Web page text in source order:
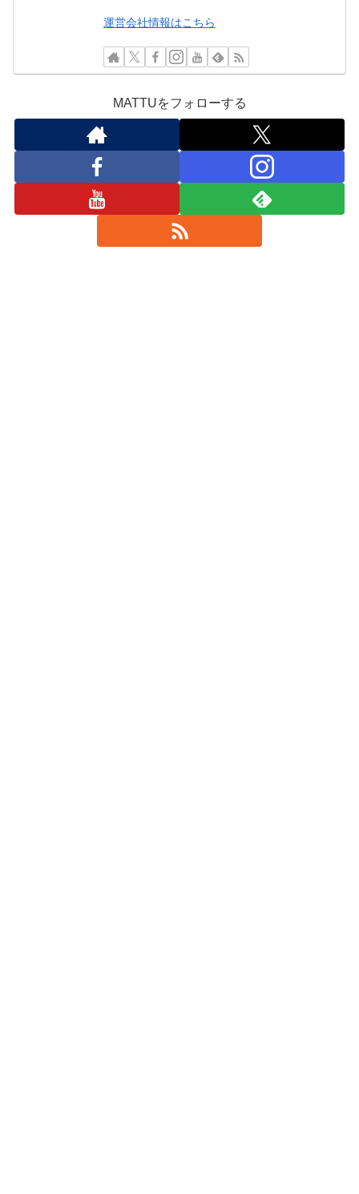
運営会社情報はこちら
MATTUをフォローする